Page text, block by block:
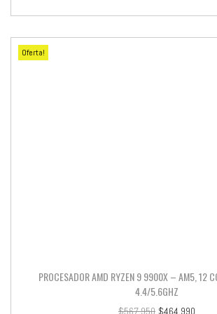
Oferta!
PROCESADOR AMD RYZEN 9 9900X – AM5, 12
4.4/5.6GHZ
$567.950 $464.990